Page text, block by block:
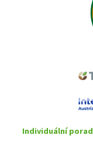
Individuální